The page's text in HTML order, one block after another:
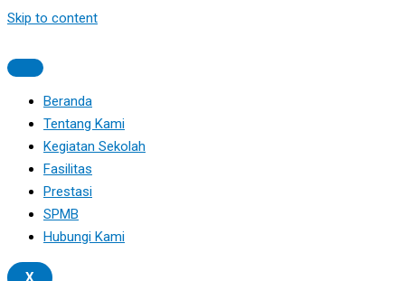
Skip to content
Beranda
Tentang Kami
Kegiatan Sekolah
Fasilitas
Prestasi
SPMB
Hubungi Kami
X